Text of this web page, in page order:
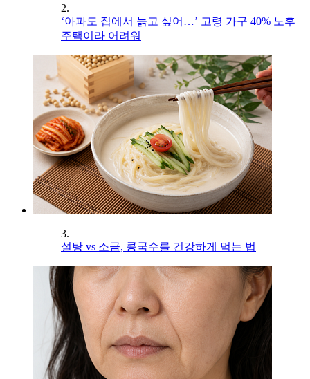
2.
‘아파도 집에서 늙고 싶어…’ 고령 가구 40% 노후
주택이라 어려워
3.
설탕 vs 소금, 콩국수를 건강하게 먹는 법